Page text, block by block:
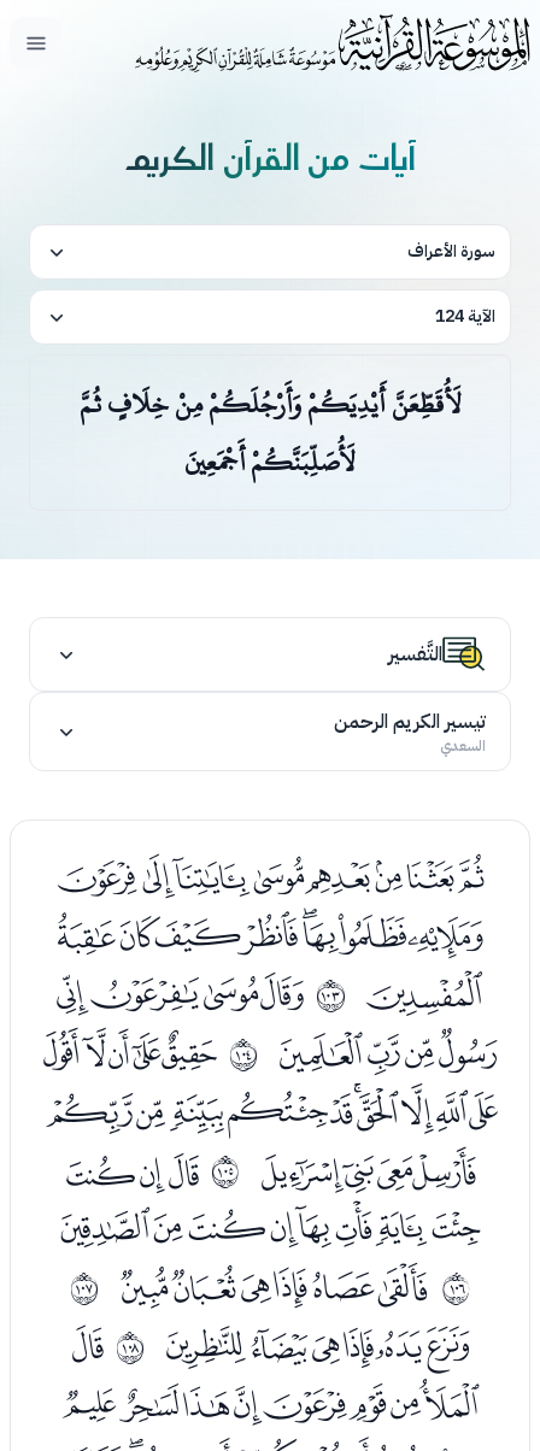
فتح
آيات من القرآن الكريم
سورة الأعراف
الآية 124
لَأُقَطِّعَنَّ أَيْدِيَكُمْ وَأَرْجُلَكُمْ مِنْ خِلَافٍ ثُمَّ
لَأُصَلِّبَنَّكُمْ أَجْمَعِينَ
التَّفسير
تيسير الكريم الرحمن
السعدي
ﯟﯠﯡﯢﯣﯤﯥﯦ
ﯧﯨﯩﯪﯫﯬﯭﯮ
ﯯ ﱦ ﯱﯲﯳﯴ
ﯵﯶﯷﯸ ﱧ ﭑﭒﭓﭔﭕ
ﭖﭗﭘﭙﭚﭛﭜﭝﭞﭟ
ﭠﭡﭢﭣ ﱨ ﭥﭦﭧ
ﭨﭩﭪﭫﭬﭭﭮﭯ
ﱩ ﭱﭲﭳﭴﭵﭶ ﱪ
ﭸﭹﭺﭻﭼﭽ ﱫ ﭿ
ﮀﮁﮂﮃﮄﮅﮆﮇ